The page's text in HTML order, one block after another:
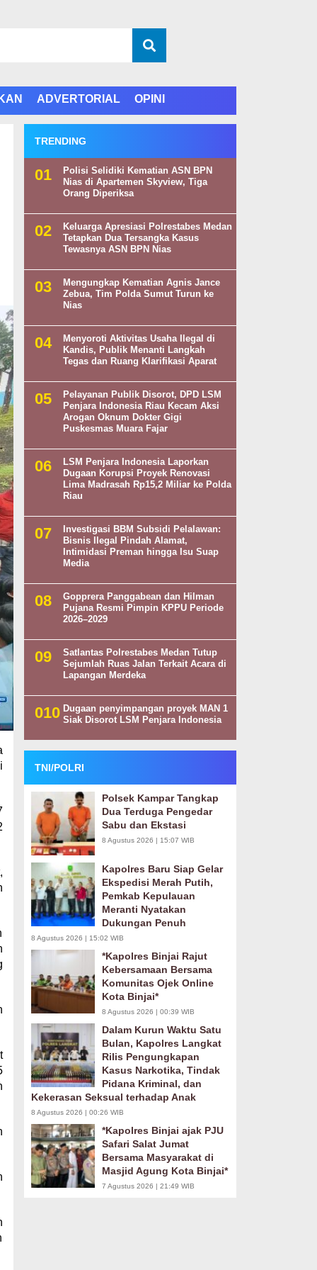
ADVERTORIAL OPINI
TRENDING
Polisi Selidiki Kematian ASN BPN
Nias di Apartemen Skyview, Tiga
Orang Diperiksa
Keluarga Apresiasi Polrestabes Medan
Tetapkan Dua Tersangka Kasus
Tewasnya ASN BPN Nias
Mengungkap Kematian Agnis Jance
Zebua, Tim Polda Sumut Turun ke
Nias
Menyoroti Aktivitas Usaha Ilegal di
Kandis, Publik Menanti Langkah
Tegas dan Ruang Klarifikasi Aparat
Pelayanan Publik Disorot, DPD LSM
Penjara Indonesia Riau Kecam Aksi
Arogan Oknum Dokter Gigi
Puskesmas Muara Fajar
LSM Penjara Indonesia Laporkan
Dugaan Korupsi Proyek Renovasi
Lima Madrasah Rp15,2 Miliar ke Polda
Riau
Investigasi BBM Subsidi Pelalawan:
Bisnis Ilegal Pindah Alamat,
Intimidasi Preman hingga Isu Suap
Media
Gopprera Panggabean dan Hilman
Pujana Resmi Pimpin KPPU Periode
2026–2029
Satlantas Polrestabes Medan Tutup
Sejumlah Ruas Jalan Terkait Acara di
Lapangan Merdeka
Dugaan penyimpangan proyek MAN 1
Siak Disorot LSM Penjara Indonesia
TNI/POLRI
Polsek Kampar Tangkap
Dua Terduga Pengedar
Sabu dan Ekstasi
8 Agustus 2026 | 15:07 WIB
Kapolres Baru Siap Gelar
Ekspedisi Merah Putih,
Pemkab Kepulauan
Meranti Nyatakan
Dukungan Penuh
8 Agustus 2026 | 15:02 WIB
*Kapolres Binjai Rajut
Kebersamaan Bersama
Komunitas Ojek Online
Kota Binjai*
8 Agustus 2026 | 00:39 WIB
Dalam Kurun Waktu Satu
Bulan, Kapolres Langkat
Rilis Pengungkapan
Kasus Narkotika, Tindak
Pidana Kriminal, dan
Kekerasan Seksual terhadap Anak
8 Agustus 2026 | 00:26 WIB
*Kapolres Binjai ajak PJU
Safari Salat Jumat
Bersama Masyarakat di
Masjid Agung Kota Binjai*
7 Agustus 2026 | 21:49 WIB